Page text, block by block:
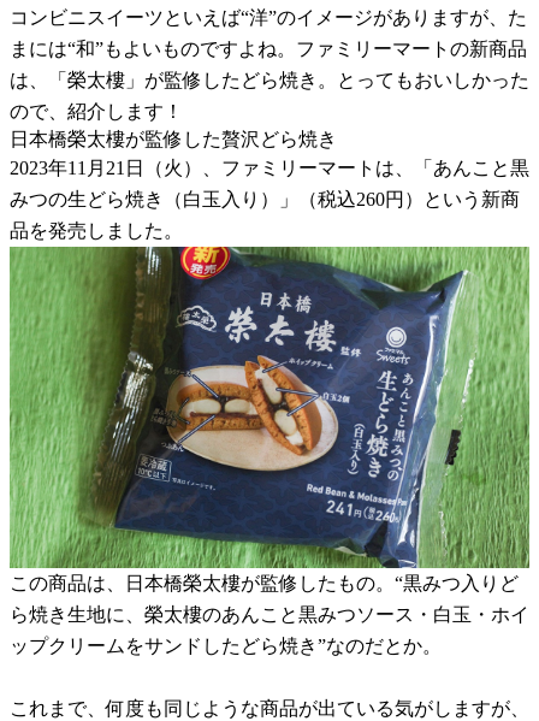
コンビニスイーツといえば“洋”のイメージがありますが、た
まには“和”もよいものですよね。ファミリーマートの新商品
は、「榮太樓」が監修したどら焼き。とってもおいしかった
ので、紹介します！
日本橋榮太樓が監修した贅沢どら焼き
2023年11月21日（火）、ファミリーマートは、「あんこと黒
みつの生どら焼き（白玉入り）」（税込260円）という新商
品を発売しました。
この商品は、日本橋榮太樓が監修したもの。“黒みつ入りど
ら焼き生地に、榮太樓のあんこと黒みつソース・白玉・ホイ
ップクリームをサンドしたどら焼き”なのだとか。
これまで、何度も同じような商品が出ている気がしますが、